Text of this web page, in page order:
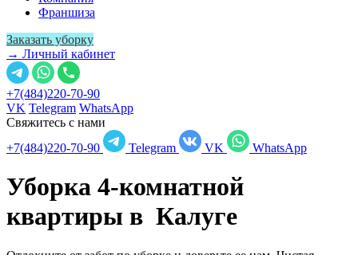
Франшиза
Заказать уборку
→ Личный кабинет
+7(484)220-70-90
VK Telegram WhatsApp
Свяжитесь с нами
+7(484)220-70-90
Telegram VK WhatsApp
Уборка 4-комнатной
квартиры в Калуге